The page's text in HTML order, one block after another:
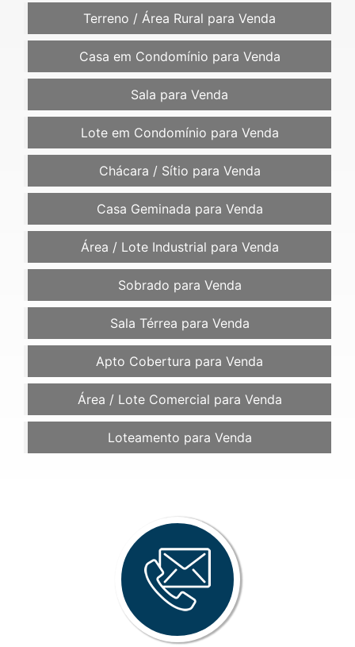
Terreno / Área Rural para Venda
Casa em Condomínio para Venda
Sala para Venda
Lote em Condomínio para Venda
Chácara / Sítio para Venda
Casa Geminada para Venda
Área / Lote Industrial para Venda
Sobrado para Venda
Sala Térrea para Venda
Apto Cobertura para Venda
Área / Lote Comercial para Venda
Loteamento para Venda